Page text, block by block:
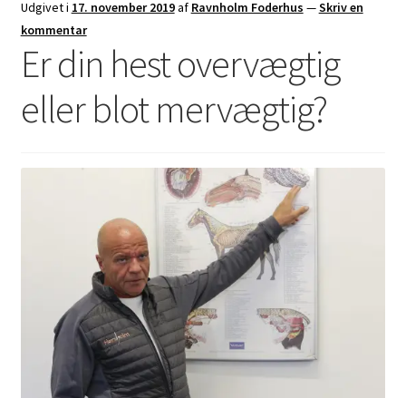
Udgivet i 17. november 2019af Ravnholm Foderhus —Skriv en
kommentar
Er din hest overvægtig
eller blot mervægtig?